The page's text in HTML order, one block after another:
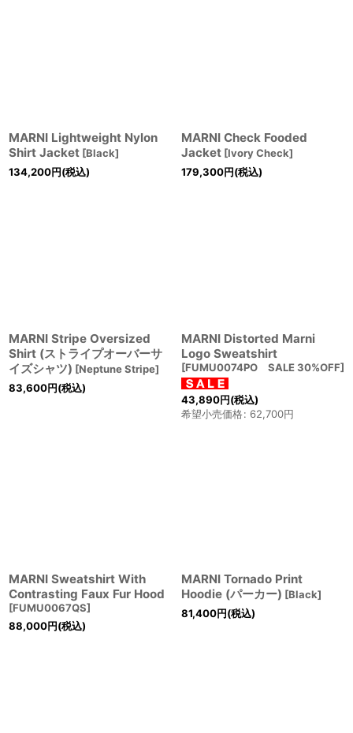
MARNI Lightweight Nylon
Shirt Jacket [Black]
134,200円(税込)
MARNI Check Fooded
Jacket [Ivory Check]
179,300円(税込)
MARNI Stripe Oversized
Shirt (ストライプオーバーサ
イズシャツ) [Neptune Stripe]
83,600円(税込)
MARNI Distorted Marni
Logo Sweatshirt
[FUMU0074PO SALE 30%OFF]
43,890円(税込)
希望小売価格: 62,700円
MARNI Sweatshirt With
Contrasting Faux Fur Hood
[FUMU0067QS]
88,000円(税込)
MARNI Tornado Print
Hoodie (パーカー) [Black]
81,400円(税込)